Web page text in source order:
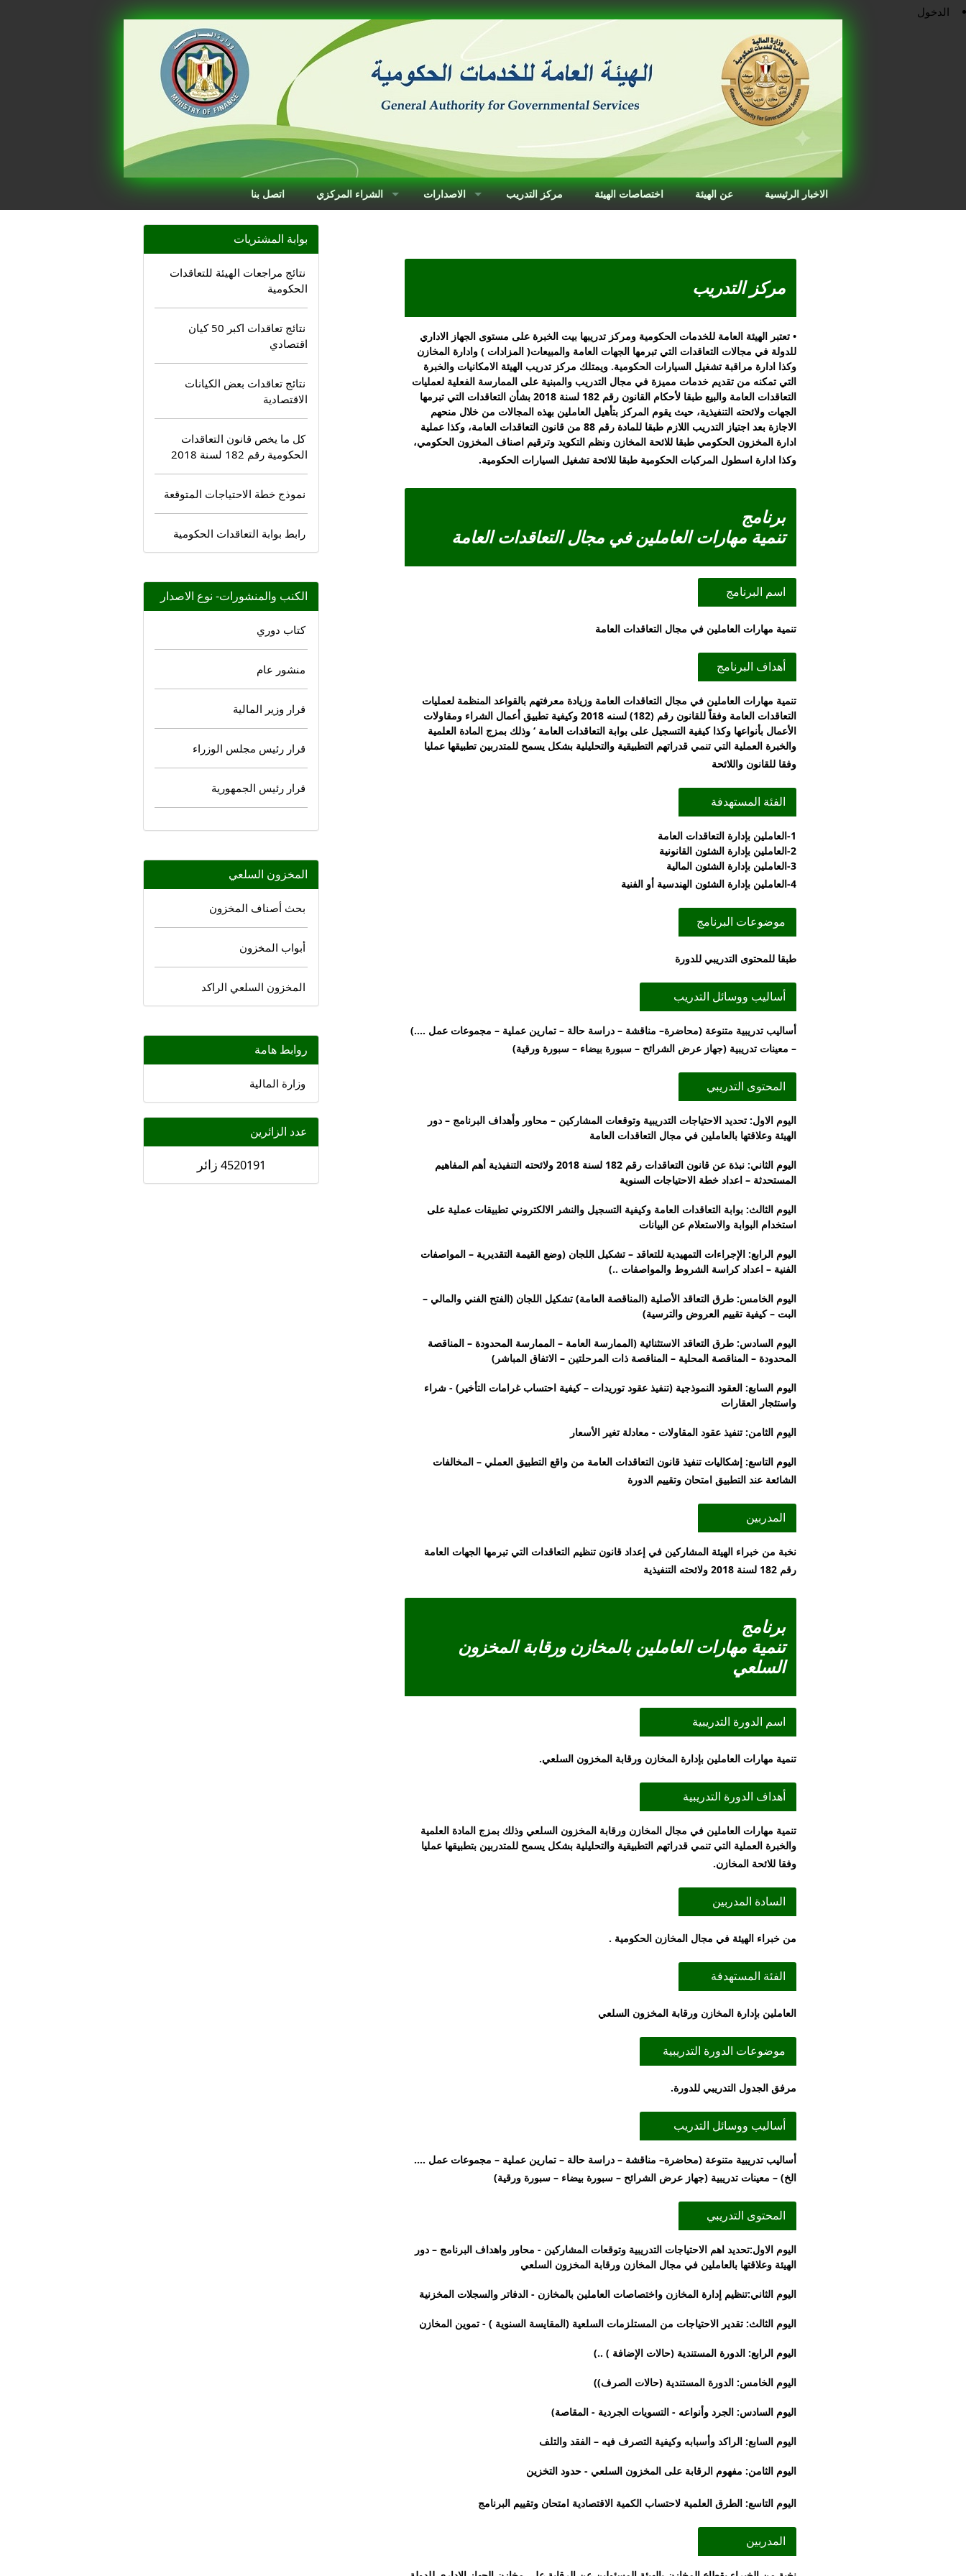
الدخول
الاخبار الرئيسية عن الهيئة اختصاصات الهيئة مركز التدريب الاصدارات الشراء المركزي اتصل بنا
مركز التدريب
• تعتبر الهيئة العامة للخدمات الحكومية ومركز تدريبها بيت الخبرة على مستوى الجهاز الاداري
للدولة في مجالات التعاقدات التي تبرمها الجهات العامة والمبيعات( المزادات ) وادارة المخازن
وكذا ادارة مراقبة تشغيل السيارات الحكومية. ويمتلك مركز تدريب الهيئة الامكانيات والخبرة
التي تمكنه من تقديم خدمات مميزة في مجال التدريب والمبنية على الممارسة الفعلية لعمليات
التعاقدات العامة والبيع طبقا لأحكام القانون رقم 182 لسنة 2018 بشأن التعاقدات التي تبرمها
الجهات ولائحته التنفيذية، حيث يقوم المركز بتأهيل العاملين بهذه المجالات من خلال منحهم
الاجازة بعد اجتياز التدريب اللازم طبقا للمادة رقم 88 من قانون التعاقدات العامة، وكذا عملية
ادارة المخزون الحكومي طبقا للائحة المخازن ونظم التكويد وترقيم اصناف المخزون الحكومي،
وكذا ادارة اسطول المركبات الحكومية طبقا للائحة تشغيل السيارات الحكومية.
برنامج
تنمية مهارات العاملين في مجال التعاقدات العامة
اسم البرنامج
تنمية مهارات العاملين في مجال التعاقدات العامة
أهداف البرنامج
تنمية مهارات العاملين في مجال التعاقدات العامة وزيادة معرفتهم بالقواعد المنظمة لعمليات
التعاقدات العامة وفقاً للقانون رقم (182) لسنه 2018 وكيفية تطبيق أعمال الشراء ومقاولات
الأعمال بأنواعها وكذا كيفية التسجيل على بوابة التعاقدات العامة ‘ وذلك بمزج المادة العلمية
والخبرة العملية التي تنمي قدراتهم التطبيقية والتحليلية بشكل يسمح للمتدربين تطبيقها عمليا
وفقا للقانون واللائحة
الفئة المستهدفة
1-العاملين بإدارة التعاقدات العامة
2-العاملين بإدارة الشئون القانونية
3-العاملين بإدارة الشئون المالية
4-العاملين بإدارة الشئون الهندسية أو الفنية
موضوعات البرنامج
طبقا للمحتوى التدريبي للدورة
أساليب ووسائل التدريب
أساليب تدريبية متنوعة (محاضرة– مناقشة – دراسة حالة – تمارين عملية – مجموعات عمل ....)
– معينات تدريبية (جهاز عرض الشرائح – سبورة بيضاء – سبورة ورقية)
المحتوى التدريبي
اليوم الاول: تحديد الاحتياجات التدريبية وتوقعات المشاركين – محاور وأهداف البرنامج – دور
الهيئة وعلاقتها بالعاملين في مجال التعاقدات العامة
اليوم الثاني: نبذة عن قانون التعاقدات رقم 182 لسنة 2018 ولائحته التنفيذية أهم المفاهيم
المستحدثة – اعداد خطة الاحتياجات السنوية
اليوم الثالث: بوابة التعاقدات العامة وكيفية التسجيل والنشر الالكتروني تطبيقات عملية على
استخدام البوابة والاستعلام عن البيانات
اليوم الرابع: الإجراءات التمهيدية للتعاقد – تشكيل اللجان (وضع القيمة التقديرية – المواصفات
الفنية – اعداد كراسة الشروط والمواصفات ..)
اليوم الخامس: طرق التعاقد الأصلية (المناقصة العامة) تشكيل اللجان (الفتح الفني والمالي –
البت – كيفية تقييم العروض والترسية)
اليوم السادس: طرق التعاقد الاستثنائية (الممارسة العامة – الممارسة المحدودة – المناقصة
المحدودة – المناقصة المحلية – المناقصة ذات المرحلتين – الاتفاق المباشر)
اليوم السابع: العقود النموذجية (تنفيذ عقود توريدات – كيفية احتساب غرامات التأخير) - شراء
واستئجار العقارات
اليوم الثامن: تنفيذ عقود المقاولات - معادلة تغير الأسعار
اليوم التاسع: إشكاليات تنفيذ قانون التعاقدات العامة من واقع التطبيق العملي – المخالفات
الشائعة عند التطبيق امتحان وتقييم الدورة
المدربين
نخبة من خبراء الهيئة المشاركين في إعداد قانون تنظيم التعاقدات التي تبرمها الجهات العامة
رقم 182 لسنة 2018 ولائحته التنفيذية
برنامج
تنمية مهارات العاملين بالمخازن ورقابة المخزون
السلعي
اسم الدورة التدريبية
تنمية مهارات العاملين بإدارة المخازن ورقابة المخزون السلعي.
أهداف الدورة التدريبية
تنمية مهارات العاملين في مجال المخازن ورقابة المخزون السلعي وذلك بمزج المادة العلمية
والخبرة العملية التي تنمي قدراتهم التطبيقية والتحليلية بشكل يسمح للمتدربين بتطبيقها عمليا
وفقا للائحة المخازن.
السادة المدربين
من خبراء الهيئة في مجال المخازن الحكومية .
الفئة المستهدفة
العاملين بإدارة المخازن ورقابة المخزون السلعي
موضوعات الدورة التدريبية
مرفق الجدول التدريبي للدورة.
أساليب ووسائل التدريب
أساليب تدريبية متنوعة (محاضرة– مناقشة – دراسة حالة – تمارين عملية – مجموعات عمل ....
الخ) – معينات تدريبية (جهاز عرض الشرائح – سبورة بيضاء – سبورة ورقية)
المحتوى التدريبي
اليوم الاول:تحديد اهم الاحتياجات التدريبية وتوقعات المشاركين - محاور واهداف البرنامج – دور
الهيئة وعلاقتها بالعاملين في مجال المخازن ورقابة المخزون السلعي
اليوم الثاني:تنظيم إدارة المخازن واختصاصات العاملين بالمخازن - الدفاتر والسجلات المخزنية
اليوم الثالث: تقدير الاحتياجات من المستلزمات السلعية (المقايسة السنوية ) - تموين المخازن
اليوم الرابع: الدورة المستندية (حالات الإضافة ) ..)
اليوم الخامس: الدورة المستندية (حالات الصرف))
اليوم السادس: الجرد وأنواعه - التسويات الجردية - المقاصة)
اليوم السابع: الراكد وأسبابه وكيفية التصرف فيه – الفقد والتلف
اليوم الثامن: مفهوم الرقابة على المخزون السلعي - حدود التخزين
اليوم التاسع: الطرق العلمية لاحتساب الكمية الاقتصادية امتحان وتقييم البرنامج
المدربين
بوابة المشتريات
نتائج مراجعات الهيئة للتعاقدات
الحكومية
نتائج تعاقدات اكبر 50 كيان
اقتصادي
نتائج تعاقدات بعض الكيانات
الاقتصادية
كل ما يخص قانون التعاقدات
الحكومية رقم 182 لسنة 2018
نموذج خطة الاحتياجات المتوقعة
رابط بوابة التعاقدات الحكومية
الكنب والمنشورات- نوع الاصدار
كتاب دوري
منشور عام
قرار وزير المالية
قرار رئيس مجلس الوزراء
قرار رئيس الجمهورية
المخزون السلعي
بحث أصناف المخزون
أبواب المخزون
المخزون السلعي الراكد
روابط هامة
وزارة المالية
عدد الزائرين
4520191 زائر